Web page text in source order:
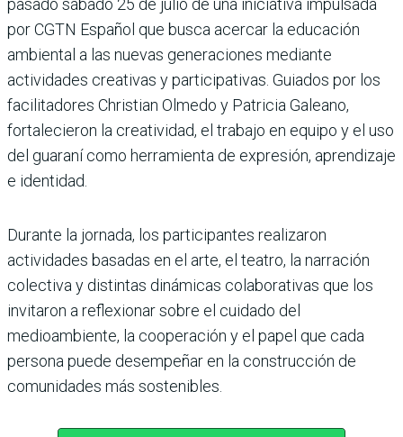
pasado sábado 25 de julio de una iniciativa impulsada
por CGTN Español que busca acercar la educación
ambiental a las nuevas generaciones mediante
actividades creativas y participativas. Guiados por los
facilitadores Christian Olmedo y Patricia Galeano,
fortalecieron la creatividad, el trabajo en equipo y el uso
del guaraní como herramienta de expresión, aprendizaje
e identidad.
Durante la jornada, los participantes realizaron
actividades basadas en el arte, el teatro, la narración
colectiva y distintas dinámicas colaborativas que los
invitaron a reflexionar sobre el cuidado del
medioambiente, la cooperación y el papel que cada
persona puede desempeñar en la construcción de
comunidades más sostenibles.